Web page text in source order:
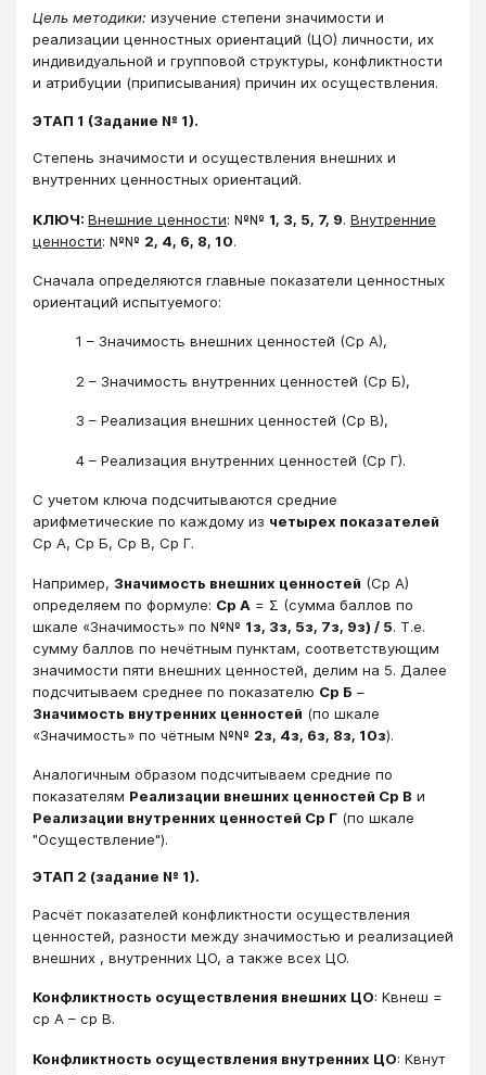
Цель методики: изучение степени значимости и
реализации ценностных ориентаций (ЦО) личности, их
индивидуальной и групповой структуры, конфликтности
и атрибуции (приписывания) причин их осуществления.
ЭТАП 1 (Задание № 1).
Степень значимости и осуществления внешних и
внутренних ценностных ориентаций.
КЛЮЧ: Внешние ценности: №№ 1, 3, 5, 7, 9. Внутренние
ценности: №№ 2, 4, 6, 8, 10.
Сначала определяются главные показатели ценностных
ориентаций испытуемого:
1 – Значимость внешних ценностей (Ср А),
2 – Значимость внутренних ценностей (Ср Б),
3 – Реализация внешних ценностей (Ср В),
4 – Реализация внутренних ценностей (Ср Г).
С учетом ключа подсчитываются средние
арифметические по каждому из четырех показателей
Ср А, Ср Б, Ср В, Ср Г.
Например, Значимость внешних ценностей (Ср А)
определяем по формуле: Ср А = Σ (сумма баллов по
шкале «Значимость» по №№ 1з, 3з, 5з, 7з, 9з) / 5. Т.е.
сумму баллов по нечётным пунктам, соответствующим
значимости пяти внешних ценностей, делим на 5. Далее
подсчитываем среднее по показателю Ср Б –
Значимость внутренних ценностей (по шкале
«Значимость» по чётным №№ 2з, 4з, 6з, 8з, 10з).
Аналогичным образом подсчитываем средние по
показателям Реализации внешних ценностей Ср В и
Реализации внутренних ценностей Ср Г (по шкале
"Осуществление").
ЭТАП 2 (задание № 1).
Расчёт показателей конфликтности осуществления
ценностей, разности между значимостью и реализацией
внешних , внутренних ЦО, а также всех ЦО.
Конфликтность осуществления внешних ЦО: Квнеш =
ср А – ср В.
Конфликтность осуществления внутренних ЦО: Квнут